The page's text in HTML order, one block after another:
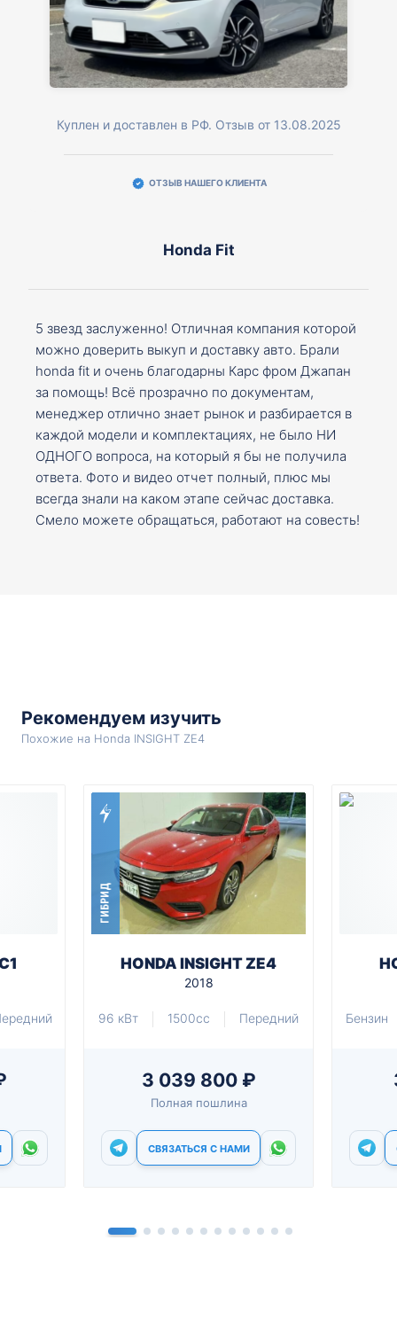
Куплен и доставлен в РФ. Отзыв от 13.08.2025
ОТЗЫВ НАШЕГО КЛИЕНТА
Honda Fit
5 звезд заслуженно! Отличная компания которой
можно доверить выкуп и доставку авто. Брали
honda fit и очень благодарны Карс фром Джапан
за помощь! Всё прозрачно по документам,
менеджер отлично знает рынок и разбирается в
каждой модели и комплектациях, не было НИ
ОДНОГО вопроса, на который я бы не получила
ответа. Фото и видео отчет полный, плюс мы
всегда знали на каком этапе сейчас доставка.
Смело можете обращаться, работают на совесть!
Рекомендуем изучить
Похожие на Honda INSIGHT ZE4
ГИБРИД
HONDA INSIGHT ZE4
2018
96 кВт 1500cc Передний
3 039 800 ₽
Полная пошлина
СВЯЗАТЬСЯ С НАМИ
Бензин